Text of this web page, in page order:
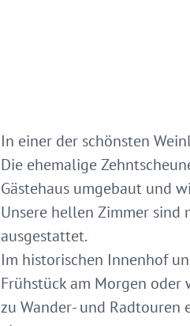
In einer der schönsten
Die ehemalige
Gästehaus umgebaut und
Unsere hellen Zimmer sind
ausgestattet.
Im historischen Innenhof
Frühstück am Morgen oder
zu Wander- und